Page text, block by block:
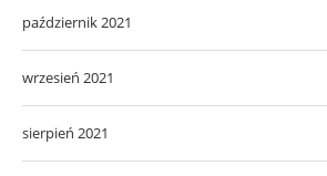
październik 2021
wrzesień 2021
sierpień 2021